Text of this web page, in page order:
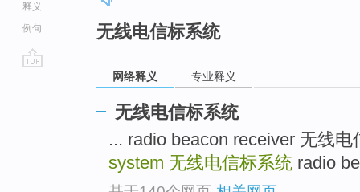
释义
例句
无线电信标系统
网络释义 专业释义
无线电信标系统
... radio beacon receiver 无线
system 无线电信标系统 radio